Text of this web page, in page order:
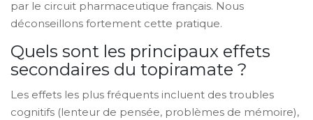
par le circuit pharmaceutique français. Nous
déconseillons fortement cette pratique.
Quels sont les principaux effets
secondaires du topiramate ?
Les effets les plus fréquents incluent des troubles
cognitifs (lenteur de pensée, problèmes de mémoire),